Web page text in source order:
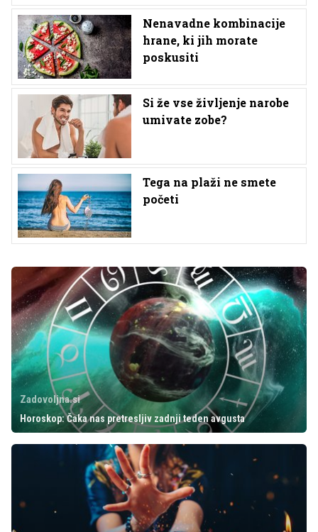
Nenavadne kombinacije
hrane, ki jih morate
poskusiti
Si že vse življenje narobe
umivate zobe?
Tega na plaži ne smete
početi
Zadovoljna.si
Horoskop: Čaka nas pretresljiv zadnji teden avgusta